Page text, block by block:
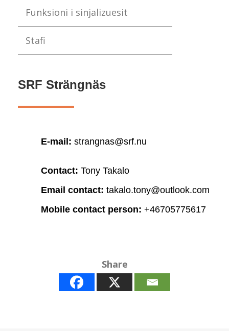
Funksioni i sinjalizuesit
Stafi
SRF Strängnäs
E-mail: strangnas@srf.nu
Contact: Tony Takalo
Email contact: takalo.tony@outlook.com
Mobile contact person: +46705775617
Share